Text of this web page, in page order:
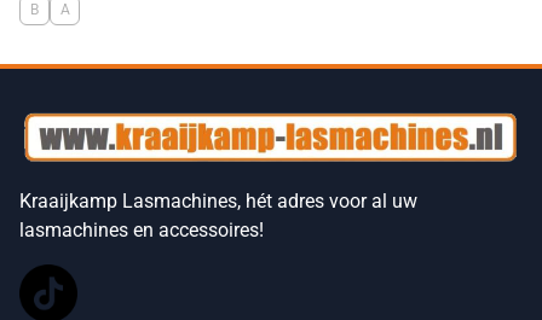
B A
Kraaijkamp Lasmachines, hét adres voor al uw
lasmachines en accessoires!